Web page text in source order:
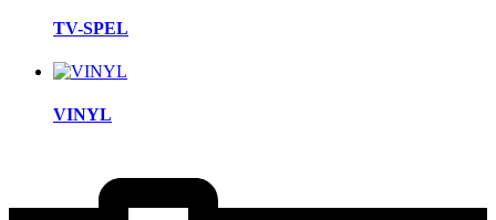
TV-SPEL
VINYL